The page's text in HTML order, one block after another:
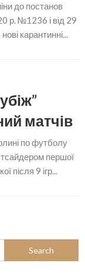
до постанов
р. №1236 і від 29
карантинні...
матчів
по футболу
першої
після 9 ігр...